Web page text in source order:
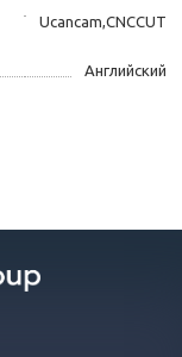
Ucancam,CNCCUT
Английский